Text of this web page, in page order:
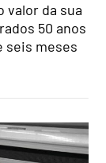
valor da sua
50 anos
seis meses